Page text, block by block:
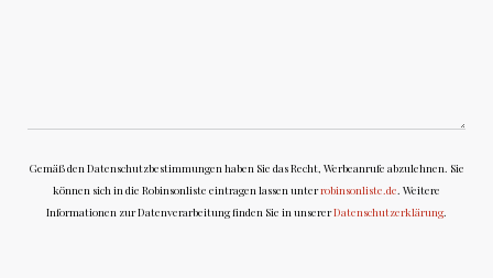
Gemäß den Datenschutzbestimmungen haben Sie das Recht, Werbeanrufe abzulehnen. Sie
können sich in die Robinsonliste eintragen lassen unterrobinsonliste.de . Weitere
Informationen zur Datenverarbeitung finden Sie in unsererDatenschutzerklärung.